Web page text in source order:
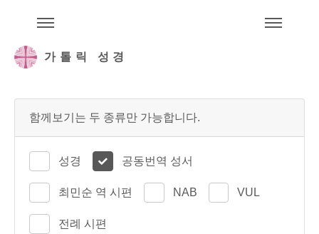
가톨릭 성경
함께보기는 두 종류만 가능합니다.
성경 공동번역 성서
최민순 역 시편 NAB VUL
전례 시편